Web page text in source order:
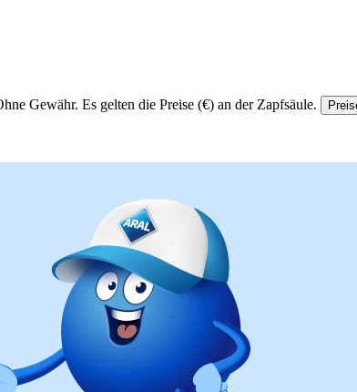
Gewähr. Es gelten die Preise (€) an der Zapfsäule.